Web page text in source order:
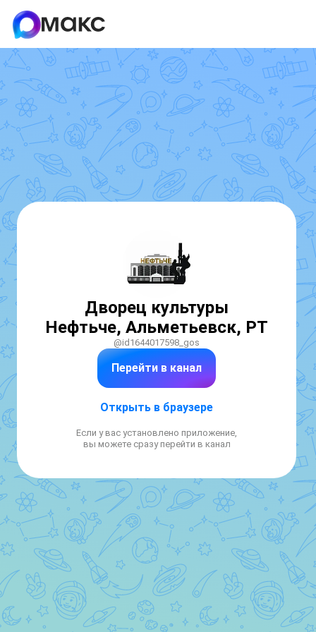
Дворец культуры
Нефтьче, Альметьевск, РТ
@id1644017598_gos
Перейти в канал
Открыть в браузере
Если у вас установлено приложение,
вы можете сразу перейти в канал